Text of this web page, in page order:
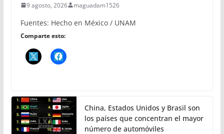
9 agosto, 2026 maguadam1526
Fuentes: Hecho en México / UNAM
Comparte esto:
China, Estados Unidos y Brasil son
los países que concentran el mayor
número de automóviles